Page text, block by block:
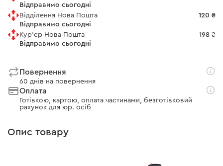
Відправимо сьогодні
Відділення Нова Пошта
Відправимо сьогодні
120 ₴
Кур'єр Нова Пошта
Відправимо сьогодні
198 ₴
Повернення
60 днів на повернення
Оплата
Готівкою, картою, оплата частинами, безготівковий
рахунок для юр. осіб
Опис товару